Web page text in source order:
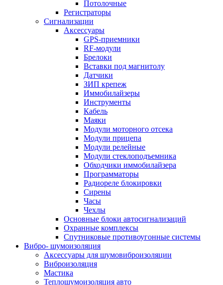
Потолочные
Регистраторы
Сигнализации
Аксессуары
GPS-приемники
RF-модули
Брелоки
Вставки под магнитолу
Датчики
ЗИП крепеж
Иммобилайзеры
Инструменты
Кабель
Маяки
Модули моторного отсека
Модули прицепа
Модули релейные
Модули стеклоподъемника
Обходчики иммобилайзера
Программаторы
Радиореле блокировки
Сирены
Часы
Чехлы
Основные блоки автосигнализаций
Охранные комплексы
Спутниковые противоугонные системы
Вибро- шумоизоляция
Аксессуары для шумовиброизоляции
Виброизоляция
Мастика
Теплошумоизоляция авто